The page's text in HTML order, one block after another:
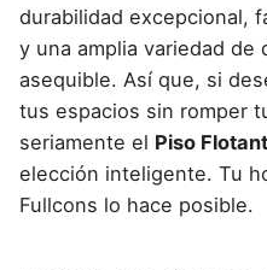
durabilidad excepcional,
y una amplia variedad
asequible. Así que, si
tus espacios sin romper
seriamente el Piso
elección inteligente. Tu
Fullcons lo hace posible.